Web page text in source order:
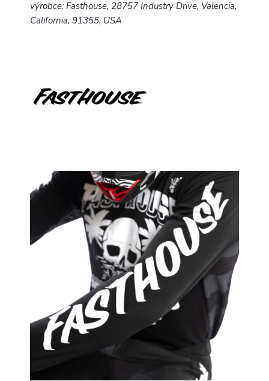
výrobce: Fasthouse, 28757 Industry Drive, Valencia,
California, 91355, USA